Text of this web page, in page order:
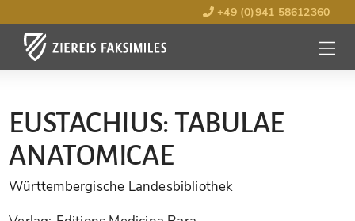
+49 (0)941 58612360
MENÜ
EUSTACHIUS: TABULAE
ANATOMICAE
Württembergische Landesbibliothek